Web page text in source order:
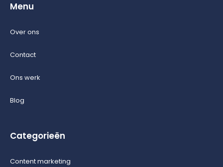
Menu
Over ons
Contact
Ons werk
Blog
Categorieën
Content marketing